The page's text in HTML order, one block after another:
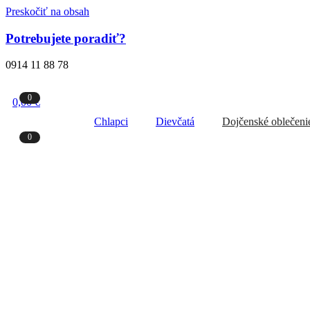
Preskočiť na obsah
Potrebujete poradiť?
0914 11 88 78
0,00 €
0
Chlapci Dievčatá Dojčenské
0